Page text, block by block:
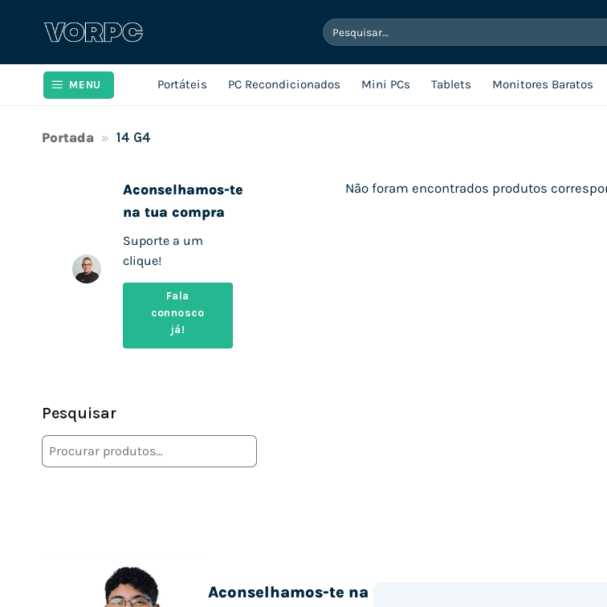
Pesquisar
por:
MENU Portáteis PC Recondicionados Mini PCs Tablets Monitores Baratos
Portada » 14 G4
Aconselhamos-te
na tua compra
Suporte a um
clique!
Fala
connosco
já!
Pesquisar
Não foram encontrados produtos
Aconselhamos-te na